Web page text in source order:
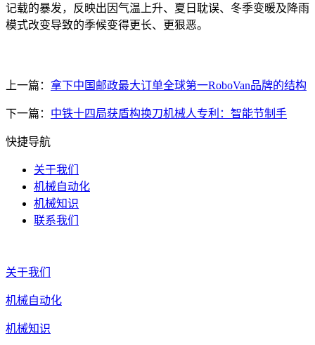
记载的暴发，反映出因气温上升、夏日耽误、冬季变暖及降雨
模式改变导致的季候变得更长、更狠恶。
上一篇： 拿下中国邮政最大订单全球第一RoboVan品牌的结构
下一篇： 中铁十四局获盾构换刀机械人专利：智能节制手
快捷导航
关于我们
机械自动化
机械知识
联系我们
关于我们
机械自动化
机械知识